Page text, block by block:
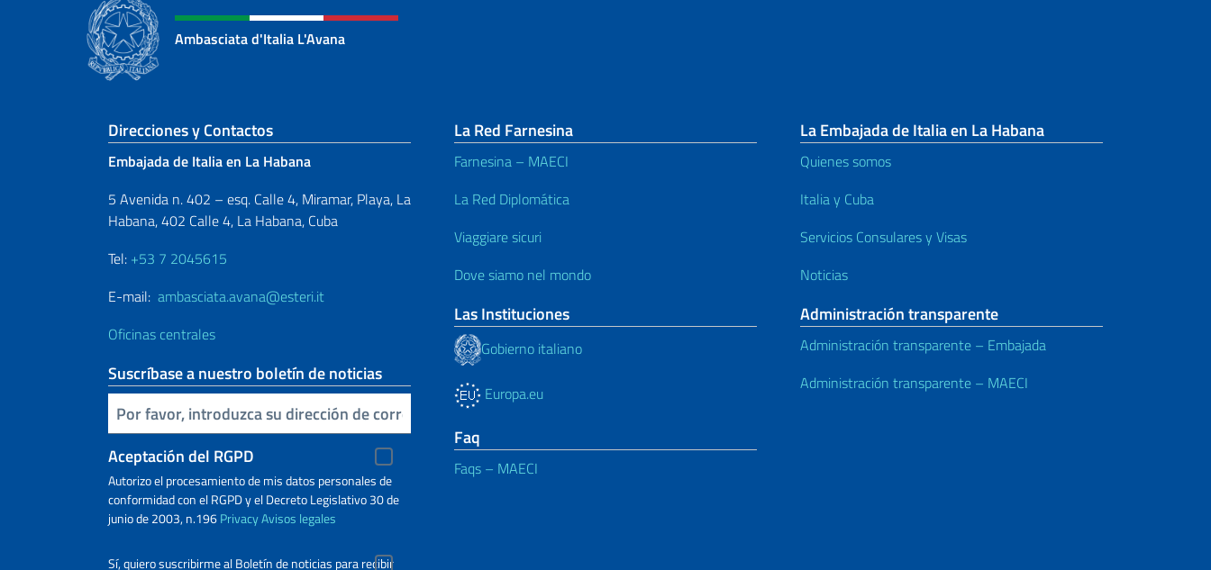
Ambasciata d'Italia L'Avana
Sezione footer
Direcciones y Contactos
Embajada de Italia en La Habana
5 Avenida n. 402 – esq. Calle 4, Miramar, Playa, La
Habana, 402 Calle 4, La Habana, Cuba
Tel: +53 7 2045615
E-mail: ambasciata.avana@esteri.it
Oficinas centrales
Suscríbase a nuestro boletín de noticias
Inserta tu correo electronico
Aceptación del RGPD
Autorizo ​​el procesamiento de mis datos personales de
conformidad con el RGPD y el Decreto Legislativo 30 de
junio de 2003, n.196PrivacyAvisos legales
Sí, quiero suscribirme al Boletín de noticias para recibir
La Red Farnesina
Farnesina – MAECI
La Red Diplomática
Viaggiare sicuri
Dove siamo nel mondo
Las Instituciones
Gobierno italiano
Europa.eu
Faq
Faqs – MAECI
La Embajada de Italia en La Habana
Quienes somos
Italia y Cuba
Servicios Consulares y Visas
Noticias
Administración transparente
Administración transparente – Embajada
Administración transparente – MAECI